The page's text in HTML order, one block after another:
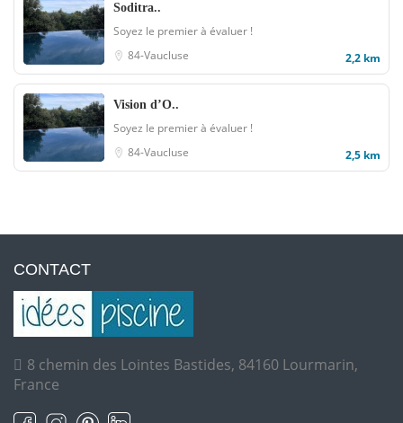
Soditra..
Soyez le premier à évaluer !
84-Vaucluse
2,2 km
Vision d’O..
Soyez le premier à évaluer !
84-Vaucluse
2,5 km
CONTACT
8 chemin des Lointes Bastides, 84160 Lourmarin,
France